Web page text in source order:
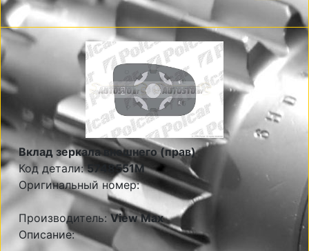
Вклад зеркала внешнего (прав)
Код детали:5748551M
Оригинальный номер:
Производитель:View Max
Описание: